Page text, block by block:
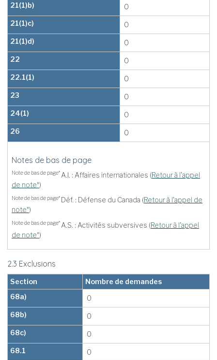
21(1)b)
0
21(1)c)
0
21(1)d)
0
22
0
22.1(1)
0
23
0
24(1)
0
26
0
Notes de bas de page
Note de bas de page*A.I. : Affaires internationales (Retour à l'appel
de note*)
Note de bas de page* Déf. : Défense du Canada (Retour à l'appel de
note*)
Note de bas de page*A.S. : Activités subversives (Retour à l'appel
de note*)
2.3 Exclusions
Section
Nombre de demandes
68a)
0
68b)
0
68c)
0
68.1
0